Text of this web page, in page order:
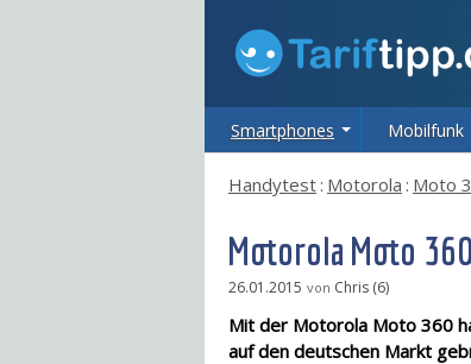
Smartphones Mobilfunk
Handytest : Motorola : Moto
Motorola Moto
26.01.2015 von Chris (6)
Mit der Motorola Moto 360
auf den deutschen Markt